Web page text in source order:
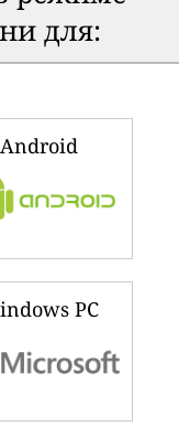
для:
Android
PC